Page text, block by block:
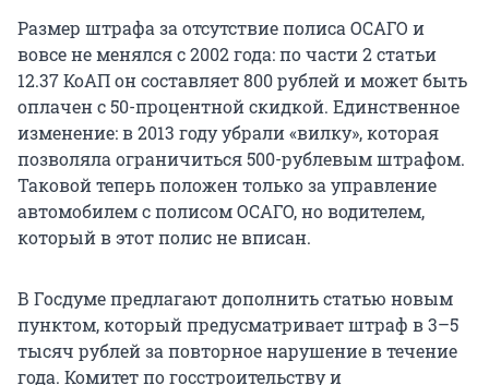
Размер штрафа за отсутствие полиса ОСАГО и
вовсе не менялся с 2002 года: по части 2 статьи
12.37 КоАП он составляет 800 рублей и может быть
оплачен с 50-процентной скидкой. Единственное
изменение: в 2013 году убрали «вилку», которая
позволяла ограничиться 500-рублевым штрафом.
Таковой теперь положен только за управление
автомобилем с полисом ОСАГО, но водителем,
который в этот полис не вписан.
В Госдуме предлагают дополнить статью новым
пунктом, который предусматривает штраф в 3–5
тысяч рублей за повторное нарушение в течение
года. Комитет по госстроительству и